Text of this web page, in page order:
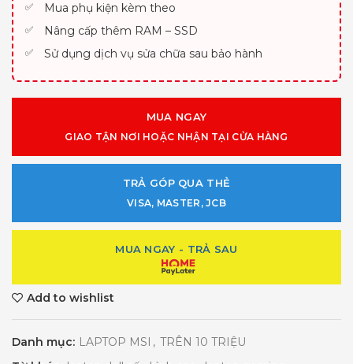
Mua phụ kiện kèm theo
Nâng cấp thêm RAM – SSD
Sử dụng dịch vụ sửa chữa sau bảo hành
MUA NGAY
GIAO TẬN NƠI HOẶC NHẬN TẠI CỬA HÀNG
TRẢ GÓP QUA THẺ
VISA, MASTER, JCB
MUA NGAY - TRẢ SAU
Add to wishlist
Danh mục: LAPTOP MSI , TRÊN 10 TRIỆU